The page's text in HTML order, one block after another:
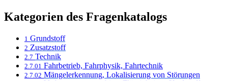
Kategorien des Fragenkatalogs
1 Grundstoff
2 Zusatzstoff
2.7 Technik
2.7.01 Fahrbetrieb, Fahrphysik, Fahrtechnik
2.7.02 Mängelerkennung, Lokalisierung von Störungen